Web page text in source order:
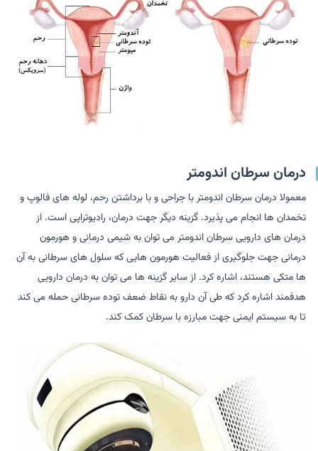
درمان سرطان اندومتر
معمولا درمان سرطان اندومتر با جراحی و با برداشتن رحم، لوله های فالوپ و
تخمدان ها انجام می پذیرد. گزینه دیگر جهت درمان، رادیوتراپی است. از
درمان های دارویی سرطان اندومتر می توان به شیمی درمانی و هورمون
درمانی جهت جلوگیری از فعالیت هورمون هایی که سلول های سرطانی به آن
ها متکی هستند، اشاره کرد. از سایر گزینه ها می توان به درمان دارویی
هدفمند اشاره کرد که طی آن دارو به نقاط ضعف توده سرطانی حمله می کند
تا به سیستم ایمنی جهت مبارزه با سرطان کمک کند.